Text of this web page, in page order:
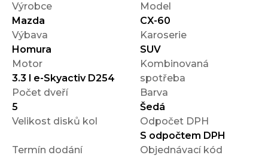
Výrobce
Mazda
Model
CX-60
Výbava
Homura
Karoserie
SUV
Motor
3.3 l e-Skyactiv D254
Kombinovaná
spotřeba
Počet dveří
5
Barva
Šedá
Velikost disků kol
Odpočet DPH
S odpočtem DPH
Termín dodání
Objednávací kód